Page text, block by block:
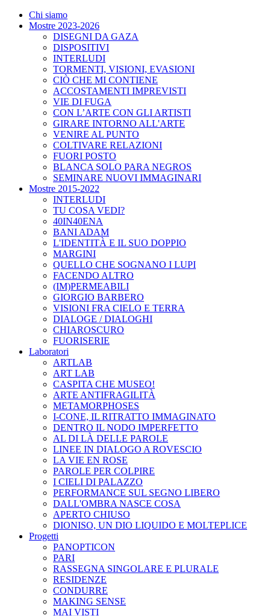
Chi siamo
Mostre 2023-2026
DISEGNI DA GAZA
DISPOSITIVI
INTERLUDI
TORMENTI, VISIONI, EVASIONI
CIÒ CHE MI CONTIENE
ACCOSTAMENTI IMPREVISTI
VIE DI FUGA
CON L’ARTE CON GLI ARTISTI
GIRARE INTORNO ALL'ARTE
VENIRE AL PUNTO
COLTIVARE RELAZIONI
FUORI POSTO
BLANCA SOLO PARA NEGROS
SEMINARE NUOVI IMMAGINARI
Mostre 2015-2022
INTERLUDI
TU COSA VEDI?
40IN40ENA
BANI ADAM
L'IDENTITÀ E IL SUO DOPPIO
MARGINI
QUELLO CHE SOGNANO I LUPI
FACENDO ALTRO
(IM)PERMEABILI
GIORGIO BARBERO
VISIONI FRA CIELO E TERRA
DIALOGE / DIALOGHI
CHIAROSCURO
FUORISERIE
Laboratori
ARTLAB
ART LAB
CASPITA CHE MUSEO!
ARTE ANTIFRAGILITÀ
METAMORPHOSES
I-CONE, IL RITRATTO IMMAGINATO
DENTRO IL NODO IMPERFETTO
AL DI LÀ DELLE PAROLE
LINEE IN DIALOGO A ROVESCIO
LA VIE EN ROSE
PAROLE PER COLPIRE
I CIELI DI PALAZZO
PERFORMANCE SUL SEGNO LIBERO
DALL'OMBRA NASCE COSA
APERTO CHIUSO
DIONISO, UN DIO LIQUIDO E MOLTEPLICE
Progetti
PANOPTICON
PARI
RASSEGNA SINGOLARE E PLURALE
RESIDENZE
CONDURRE
MAKING SENSE
MAI VISTI